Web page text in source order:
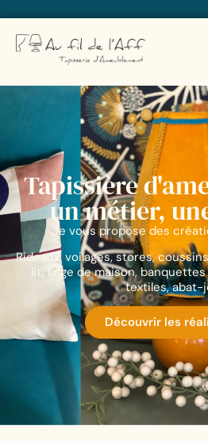
Tapissière
un métier,
Je vous propose des
Rideaux, voilages, stores,
lit, linge de maison,
textiles, abat-
Découvrir les